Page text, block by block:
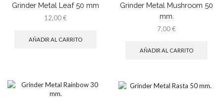
Grinder Metal Leaf 50 mm
12,00€
AÑADIR AL CARRITO
Grinder Metal Mushroom 50
mm.
7,00€
AÑADIR AL CARRITO